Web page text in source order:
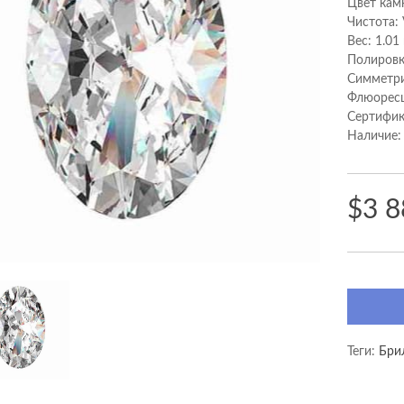
Цвет
Чистота:
Вес: 1.01
Наличие:
$3
Теги: